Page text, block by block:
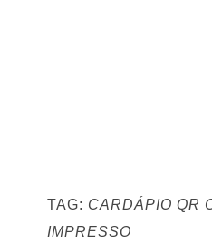
TAG: CARDÁPIO QR
IMPRESSO